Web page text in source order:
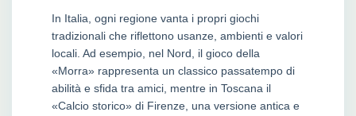
In Italia, ogni regione vanta i propri giochi
tradizionali che riflettono usanze, ambienti e valori
locali. Ad esempio, nel Nord, il gioco della
«Morra» rappresenta un classico passatempo di
abilità e sfida tra amici, mentre in Toscana il
«Calcio storico» di Firenze, una versione antica e